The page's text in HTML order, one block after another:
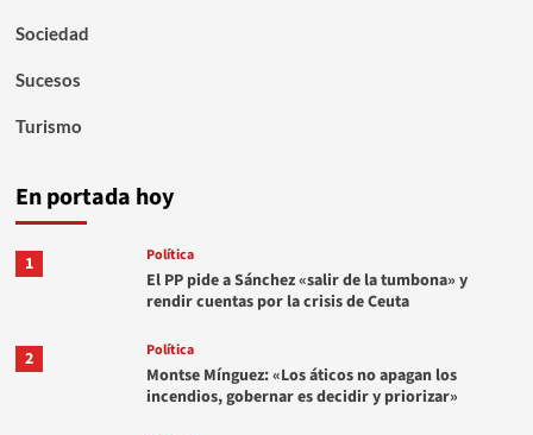
Sociedad
Sucesos
Turismo
En portada hoy
1 Política
El PP pide a Sánchez «salir de la tumbona» y
rendir cuentas por la crisis de Ceuta
2 Política
Montse Mínguez: «Los áticos no apagan los
incendios, gobernar es decidir y priorizar»